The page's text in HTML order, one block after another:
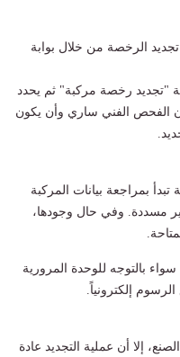
الرخصة من خلال بوابة
"تجديد رخصة مركبة" ثم يحدد
الفحص الفني ساري وأن يكون
بمراجعة بيانات المركبة
مسددة. وفي حال وجودها،
بالتوجه للوحدة المرورية
إلكترونياً.
إلا أن عملية التجديد عادة